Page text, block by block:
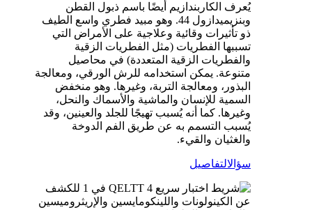
يُعرف الكاربندازيم أيضًا باسم ذبول القطن
وبنزيميدازول 44. وهو مبيد فطري واسع الطيف
ذو تأثيرات وقائية وعلاجية على الأمراض التي
تسببها الفطريات (مثل الفطريات الزقية
والفطريات الزقية المتعددة) في محاصيل
متنوعة. يمكن استخدامه للرش الورقي، ومعالجة
البذور، ومعالجة التربة، وغيرها. وهو منخفض
السمية للإنسان والماشية والأسماك والنحل،
وغيرها. كما أنه يُسبب تهيجًا للجلد والعينين، وقد
يُسبب التسمم به عن طريق الفم الدوخة
والغثيان والقيء.
سؤالالتفاصيل